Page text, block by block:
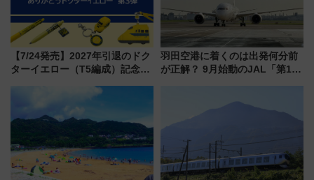
【7/24発売】2027年引退のドク
ターイエロー（T5編成）記念グ
送の目覚まし時計など通販・販
売店舗まとめ
羽田空港に着くのは出発何分前
が正解？ 9月始動のJAL「第1タ